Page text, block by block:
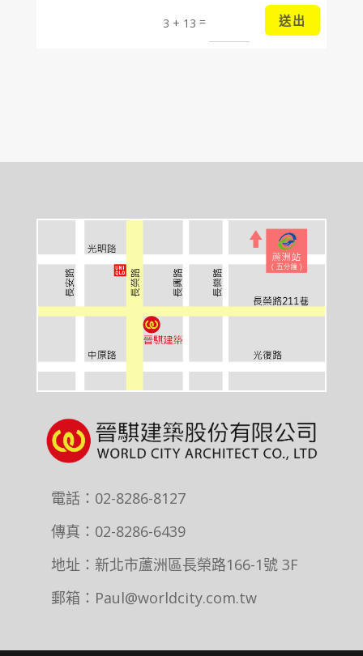
3 + 13 = 送出
電話：02-8286-8127
傳真：02-8286-6439
地址：新北市蘆洲區長榮路166-1號 3F
郵箱：Paul@worldcity.com.tw